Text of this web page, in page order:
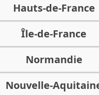
Hauts-de-France
Île-de-France
Normandie
Nouvelle-